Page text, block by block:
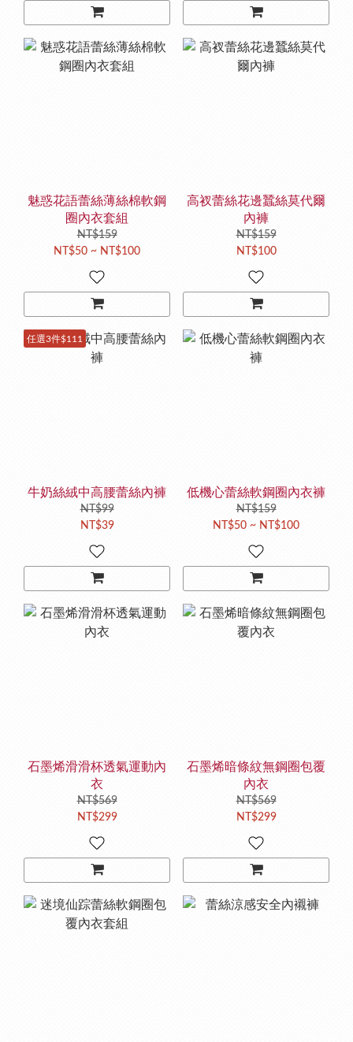
魅惑花語蕾絲薄絲棉軟鋼
圈內衣套組
NT$159
NT$50 ~ NT$100
高衩蕾絲花邊蠶絲莫代爾
內褲
NT$159
NT$100
任選3件$111
牛奶絲絨中高腰蕾絲內褲
NT$99
NT$39
低機心蕾絲軟鋼圈內衣褲
NT$159
NT$50 ~ NT$100
石墨烯滑滑杯透氣運動內
衣
NT$569
NT$299
石墨烯暗條紋無鋼圈包覆
內衣
NT$569
NT$299